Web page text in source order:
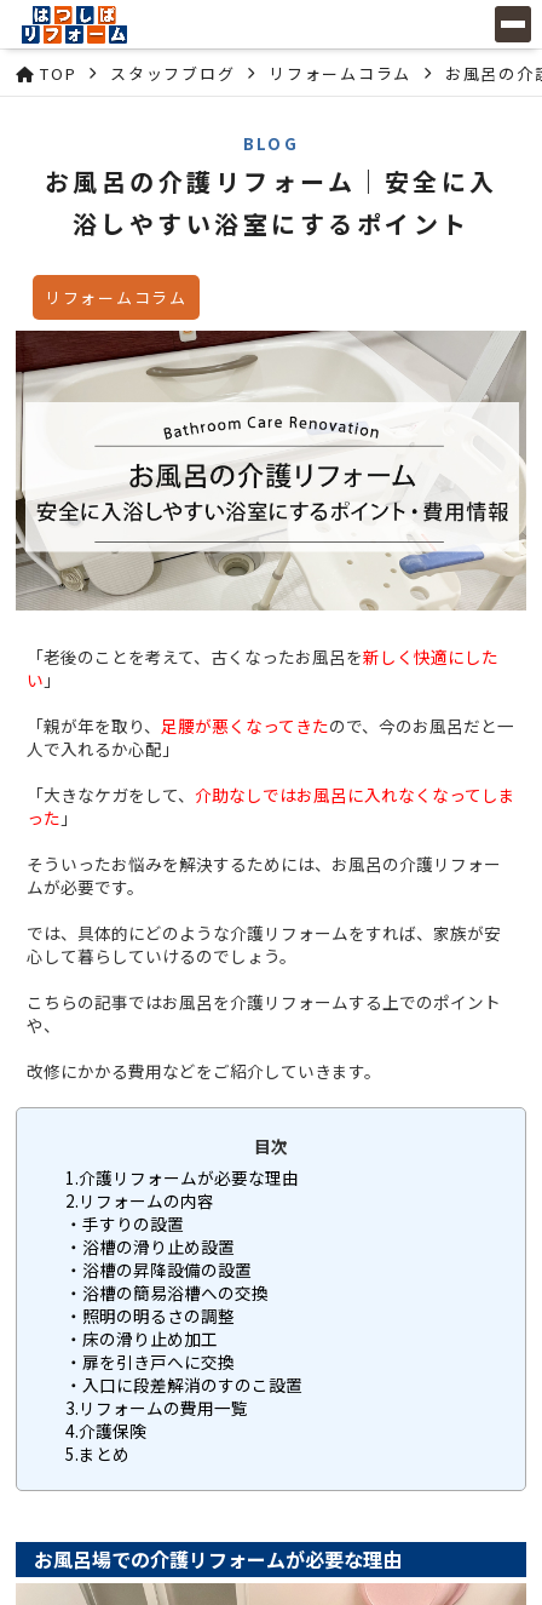
TOP スタッフブログ リフォームコラム お風呂の介
BLOG
お風呂の介護リフォーム｜安全に入
浴しやすい浴室にするポイント
リフォームコラム
「老後のことを考えて、古くなったお風呂を新しく快適にした
い 」
「親が年を取り、 足腰が悪くなってきたので、今のお風呂だと一
人で入れるか心配」
「大きなケガをして、 介助なしではお風呂に入れなくなってしま
った 」
そういったお悩みを解決するためには、お風呂の介護リフォー
ムが必要です。
では、具体的にどのような介護リフォームをすれば、家族が安
心して暮らしていけるのでしょう。
こちらの記事ではお風呂を介護リフォームする上でのポイント
や、
改修にかかる費用などをご紹介していきます。
目次
1.介護リフォームが必要な理由
2.リフォームの内容
・手すりの設置
・浴槽の滑り止め設置
・浴槽の昇降設備の設置
・浴槽の簡易浴槽への交換
・照明の明るさの調整
・床の滑り止め加工
・扉を引き戸へに交換
・入口に段差解消のすのこ設置
3.リフォームの費用一覧
4.介護保険
5.まとめ
お風呂場での介護リフォームが必要な理由